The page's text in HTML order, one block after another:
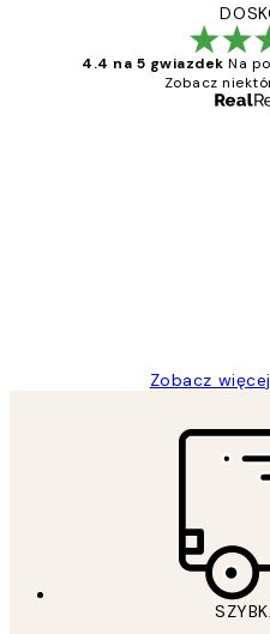
4.4 na 5 gwiazdek Na
Zobacz
Zobacz